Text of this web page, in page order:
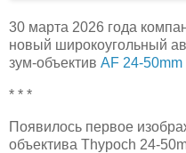
30 марта 2026 года
новый широкоугольный
зум-объектив AF 24-50mm
* * *
Появилось первое
объектива Thypoch 24-